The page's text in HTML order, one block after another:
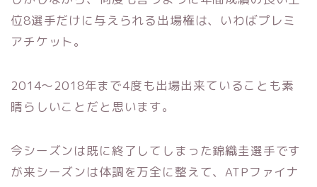
位8選手だけに与えられる出場権は、いわばプレミ
アチケット。
2014～2018年まで4度も出場出来ていることも素
晴らしいことだと思います。
今シーズンは既に終了してしまった錦織圭選手です
が来シーズンは体調を万全に整えて、ATPファイナ